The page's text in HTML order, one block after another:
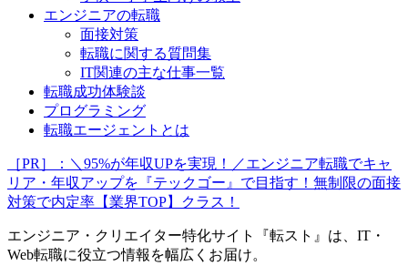
エンジニアの転職
面接対策
転職に関する質問集
IT関連の主な仕事一覧
転職成功体験談
プログラミング
転職エージェントとは
［PR］：＼95%が年収UPを実現！／エンジニア転職でキャ
リア・年収アップを『テックゴー』で目指す！無制限の面接
対策で内定率【業界TOP】クラス！
エンジニア・クリエイター特化サイト『転スト』は、IT・
Web転職に役立つ情報を幅広くお届け。